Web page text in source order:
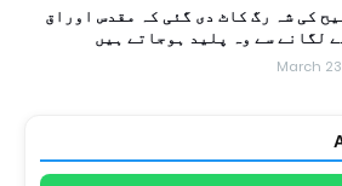
کی شہ رگ کاٹ دی گئی کہ مقدس اوراق
لگانے سے وہ پلید ہوجاتے ہیں
March